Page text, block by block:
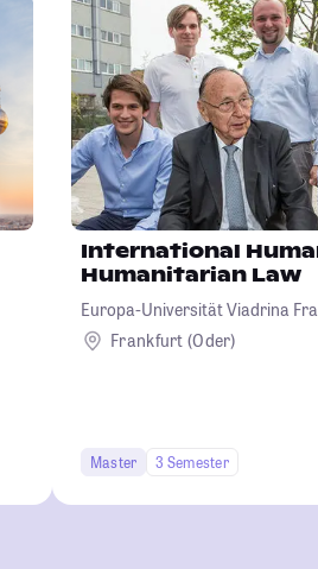
International
Humanitarian Law
Europa-Universität Viadrina
Frankfurt (Oder)
Master 3 Semester